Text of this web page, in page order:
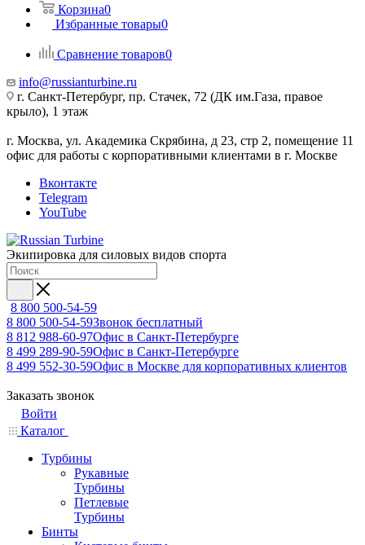
Корзина0
Избранные товары0
Сравнение товаров0
info@russianturbine.ru
г. Санкт-Петербург, пр. Стачек, 72 (ДК им.Газа, правое
крыло), 1 этаж
г. Москва, ул. Академика Скрябина, д 23, стр 2, помещение 11
офис для работы с корпоративными клиентами в г. Москве
Вконтакте
Telegram
YouTube
Экипировка для силовых видов спорта
8 800 500-54-59
8 800 500-54-59Звонок бесплатный
8 812 988-60-97Офис в Санкт-Петербурге
8 499 289-90-59Офис в Санкт-Петербурге
8 499 552-30-59Офис в Москве для корпоративных клиентов
Заказать звонок
Войти
Каталог
Турбины
Рукавные
Турбины
Петлевые
Турбины
Бинты